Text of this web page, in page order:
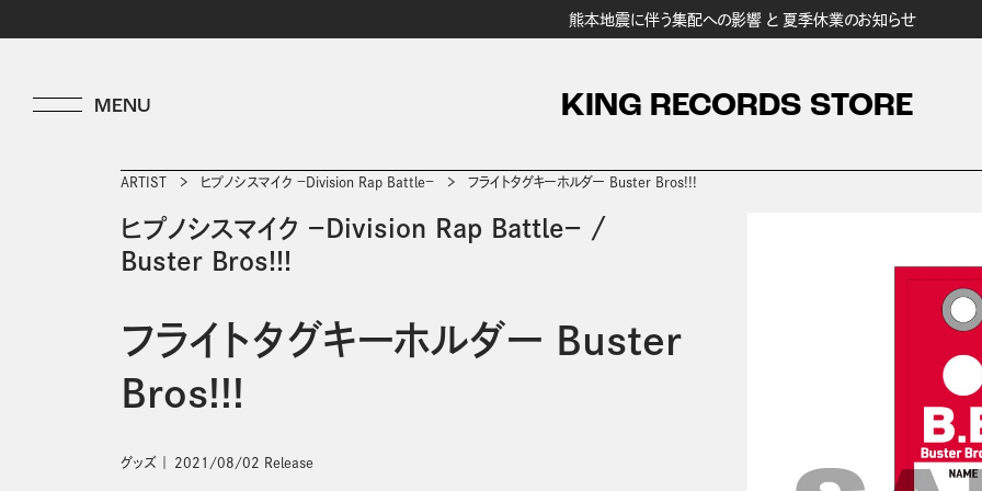
熊本地震に伴う集配への影響 と 夏季休業のお知らせ
KING RECORDS STORE
ARTIST ヒプノシスマイク －Division Rap Battle－ フライトタグキーホルダー Buster Bros!!!
ヒプノシスマイク －Division Rap Battle－ /
Buster Bros!!!
フライトタグキーホルダー Buster
Bros!!!
グッズ 2021/08/02 Release